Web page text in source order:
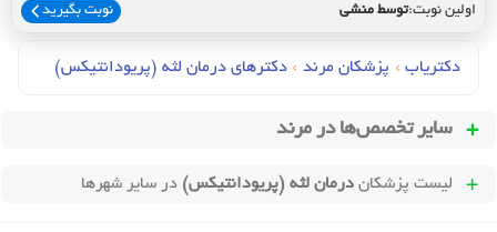
اولین نوبت:توسط منشی نوبت بگیرید
دکتریاب › پزشکان مرند › دکترهای درمان لثه (پريودانتيکس)
سایر تخصص‌ها در مرند
لیست پزشکان درمان لثه (پریودانتیکس) در سایر شهرها